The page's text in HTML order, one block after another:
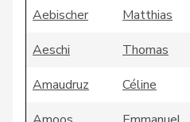
Aebischer
Matthias
Aeschi
Thomas
Amaudruz
Céline